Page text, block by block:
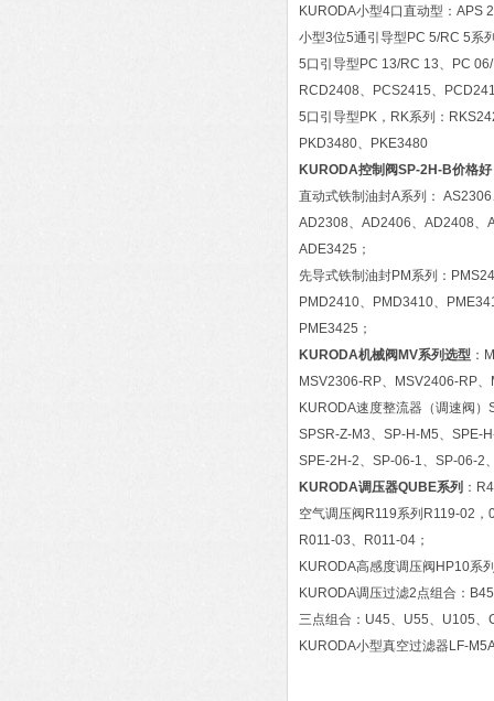
KURODA小型4口直动型：APS
小型3位5通引导型PC 5/RC 5系
5口引导型PC 13/RC 13、PC
RCD2408、PCS2415、
5口引导型PK，RK系列：
PKD3480、PKE3480
KURODA控制阀SP-2H-B价格好
直动式铁制油封A系列：
AD2308、AD2406、AD2408、
ADE3425；
先导式铁制油封PM系列：
PMD2410、PMD3410、
PME3425；
KURODA机械阀MV系列选型 ：
MSV2306-RP、MSV2406-RP
KURODA速度整流器（调速阀
SPSR-Z-M3、SP-H-M5、SPE-
SPE-2H-2、SP-06-1、SP-06-2
KURODA调压器QUBE系列 ：
空气调压阀R119系列R119-02
R011-03、R011-04；
KURODA高感度调压阀HP10系
KURODA调压过滤2点组合：
三点组合：U45、U55、U105
KURODA小型真空过滤器LF-